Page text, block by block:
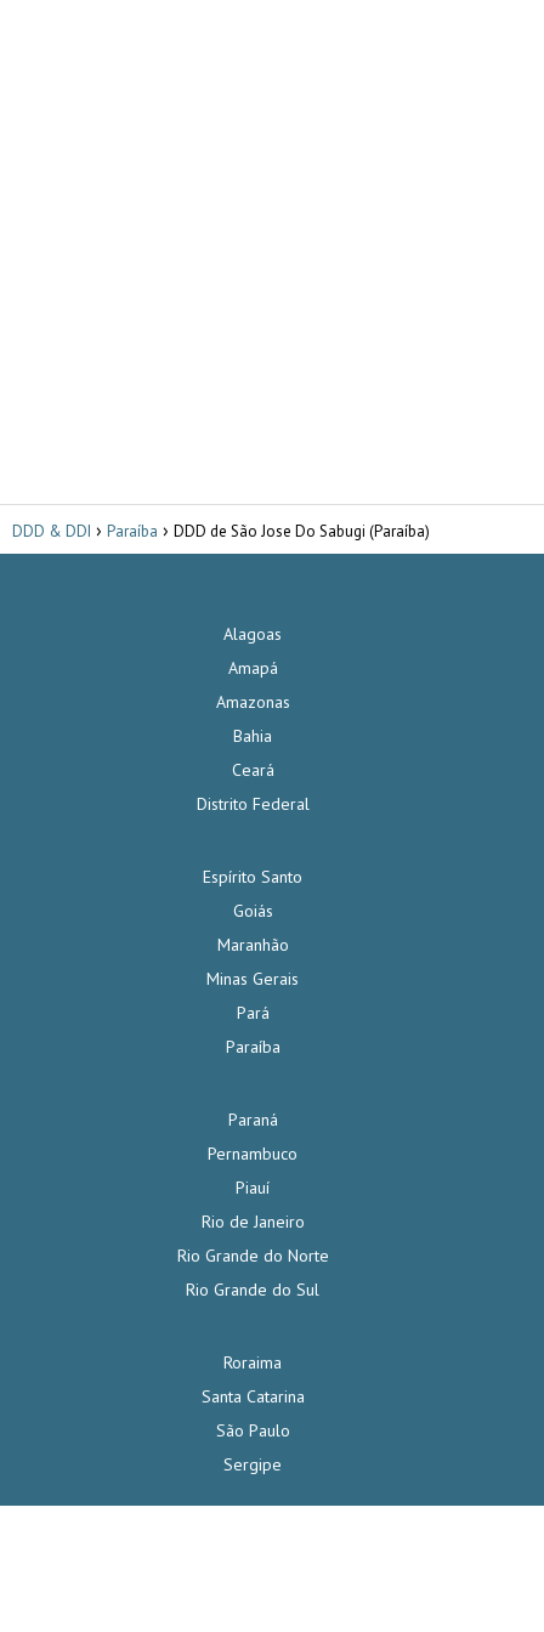
DDD & DDI Paraíba DDD de São Jose Do Sabugi (Paraíba)
Alagoas
Amapá
Amazonas
Bahia
Ceará
Distrito Federal
Espírito Santo
Goiás
Maranhão
Minas Gerais
Pará
Paraíba
Paraná
Pernambuco
Piauí
Rio de Janeiro
Rio Grande do Norte
Rio Grande do Sul
Roraima
Santa Catarina
São Paulo
Sergipe